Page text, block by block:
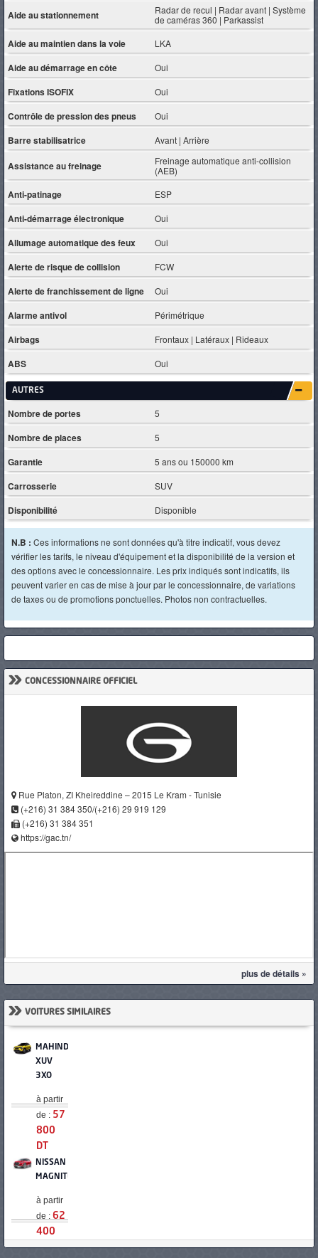
Aide au stationnement
Radar de recul | Radar avant | Système
de caméras 360 | Parkassist
Aide au maintien dans la voie LKA
Aide au démarrage en côte Oui
Fixations ISOFIX Oui
Contrôle de pression des pneus Oui
Barre stabilisatrice Avant | Arrière
Assistance au freinage
Freinage automatique anti-collision
(AEB)
Anti-patinage ESP
Anti-démarrage électronique Oui
Allumage automatique des feux Oui
Alerte de risque de collision FCW
Alerte de franchissement de ligne Oui
Alarme antivol Périmétrique
Airbags Frontaux | Latéraux | Rideaux
ABS Oui
AUTRES
Nombre de portes 5
Nombre de places 5
Garantie 5 ans ou 150000 km
Carrosserie SUV
Disponibilité Disponible
N.B : Ces informations ne sont données qu'à titre indicatif, vous devez
vérifier les tarifs, le niveau d'équipement et la disponibilité de la version et
des options avec le concessionnaire. Les prix indiqués sont indicatifs, ils
peuvent varier en cas de mise à jour par le concessionnaire, de variations
de taxes ou de promotions ponctuelles. Photos non contractuelles.
» CONCESSIONNAIRE OFFICIEL
Rue Platon, ZI Kheireddine – 2015 Le Kram - Tunisie
(+216) 31 384 350/(+216) 29 919 129
(+216) 31 384 351
https://gac.tn/
plus de détails »
» VOITURES SIMILAIRES
MAHINDRA
XUV
3XO
à partir
de : 57
800
DT
NISSAN
MAGNITE
à partir
de : 62
400
DT